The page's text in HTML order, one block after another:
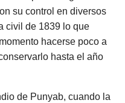
su control en diversos
civil de 1839 lo que
hacerse poco a
hasta el año
de Punyab, cuando la